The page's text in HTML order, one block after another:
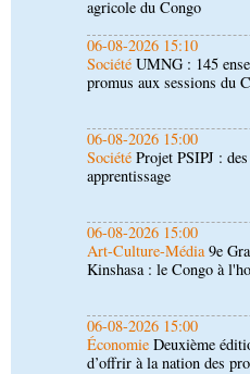
06-08-2026 15:00
Société Projet PSIPJ :
apprentissage
06-08-2026 15:00
Art-Culture-Média9e
Kinshasa : le Congo à
06-08-2026 15:00
ÉconomieDeuxième
d’offrir à la nation des
06-08-2026 14:30
Économie Gfac 2026 :
les stands, des surgelés